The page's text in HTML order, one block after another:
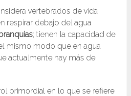
vertebrados de vida
respirar debajo del agua
; tienen la capacidad de
mismo modo que en agua
actualmente hay más de
primordial en lo que se refiere